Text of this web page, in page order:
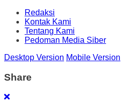
Redaksi
Kontak Kami
Tentang Kami
Pedoman Media Siber
Desktop Version Mobile Version
Share